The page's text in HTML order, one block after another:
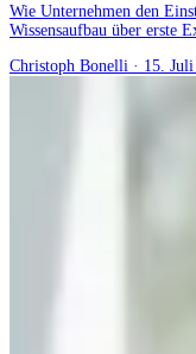
Wie Unternehmen den
Wissensaufbau über erste
Christoph Bonelli · 15.